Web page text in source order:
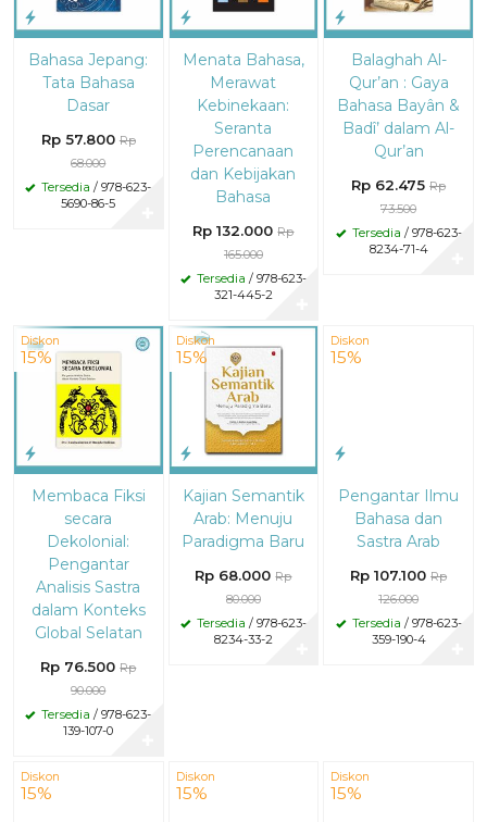
Bahasa Jepang:
Tata Bahasa
Dasar
Rp 57.800 Rp
68.000
Tersedia / 978-623-
5690-86-5
Menata Bahasa,
Merawat
Kebinekaan:
Seranta
Perencanaan
dan Kebijakan
Bahasa
Rp 132.000 Rp
165.000
Tersedia / 978-623-
321-445-2
Balaghah Al-
Qur’an : Gaya
Bahasa Bayân &
Badî’ dalam Al-
Qur’an
Rp 62.475 Rp
73.500
Tersedia / 978-623-
8234-71-4
Diskon
15%
Membaca Fiksi
secara
Dekolonial:
Pengantar
Analisis Sastra
dalam Konteks
Global Selatan
Rp 76.500 Rp
90.000
Tersedia / 978-623-
139-107-0
Diskon
15%
Kajian Semantik
Arab: Menuju
Paradigma Baru
Rp 68.000 Rp
80.000
Tersedia / 978-623-
8234-33-2
Diskon
15%
Pengantar Ilmu
Bahasa dan
Sastra Arab
Rp 107.100 Rp
126.000
Tersedia / 978-623-
359-190-4
Diskon
15%
Diskon
15%
Diskon
15%